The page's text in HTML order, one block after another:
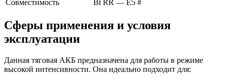
Совместимость Bt RR — E5 #
Сферы применения и условия
эксплуатации
Данная тяговая АКБ предназначена для работы в режиме
высокой интенсивности. Она идеально подходит для: